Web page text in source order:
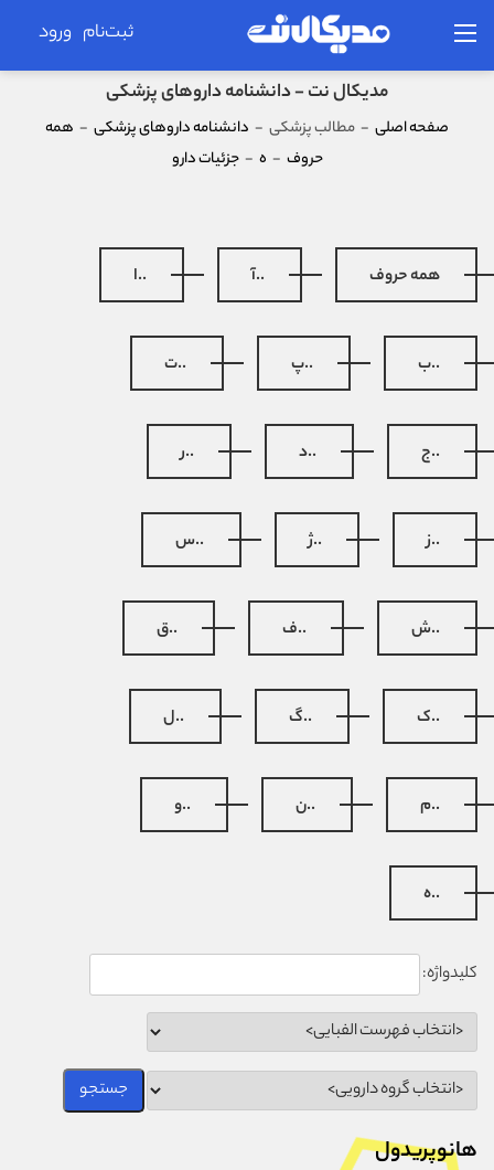
ثبت‌نام ورود
مدیکال نت - دانشنامه داروهای پزشکی
صفحه اصلی - مطالب پزشکی - دانشنامه داروهای پزشکی - همه
حروف - ه - جزئیات دارو
همه حروف ..آ ..ا
..ب ..پ ..ت
..ج ..د ..ر
..ز ..ژ ..س
..ش ..ف ..ق
..ک ..گ ..ل
..م ..ن ..و
..ه
کلیدواژه:
هانوپريدول